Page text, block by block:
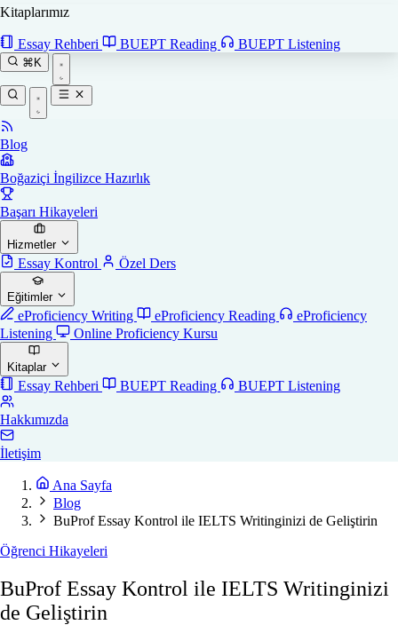
Kitaplarımız
Essay Rehberi BUEPT Reading BUEPT Listening
⌘K
Blog
Boğaziçi İngilizce Hazırlık
Başarı Hikayeleri
Hizmetler
Essay Kontrol Özel Ders
Eğitimler
eProficiency Writing eProficiency Reading
eProficiency
Listening
Online Proficiency Kursu
Kitaplar
Essay Rehberi BUEPT Reading BUEPT Listening
Hakkımızda
İletişim
Ana Sayfa
Blog
BuProf Essay Kontrol ile IELTS Writinginizi de Geliştirin
Öğrenci Hikayeleri
BuProf Essay Kontrol ile IELTS Writinginizi
de Geliştirin